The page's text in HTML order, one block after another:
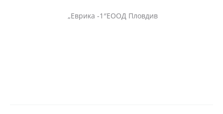
„Еврика -1″ЕООД Пловдив